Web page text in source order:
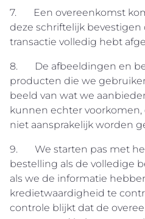
7. Een overeenkomst
deze schriftelijk bevestigen
transactie volledig hebt
8. De afbeeldingen en
producten die we
beeld van wat we
kunnen echter
niet aansprakelijk worden
9. We starten pas met
bestelling als de volledige
als we de informatie
kredietwaardigheid te
controle blijkt dat de